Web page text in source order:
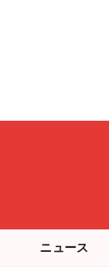
ニュース